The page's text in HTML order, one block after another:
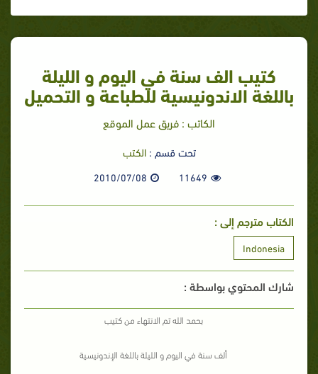
كتيب الف سنة في اليوم و الليلة
باللغة الاندونيسية للطباعة و التحميل
الكاتب : فريق عمل الموقع
تحت قسم :الكتب
11649
2010/07/08
الكتاب مترجم إلى :
Indonesia
شارك المحتوي بواسطة :
بحمد الله تم الانتهاء من كتيب
ألف سنة في اليوم و الليلة باللغة الإندونيسية